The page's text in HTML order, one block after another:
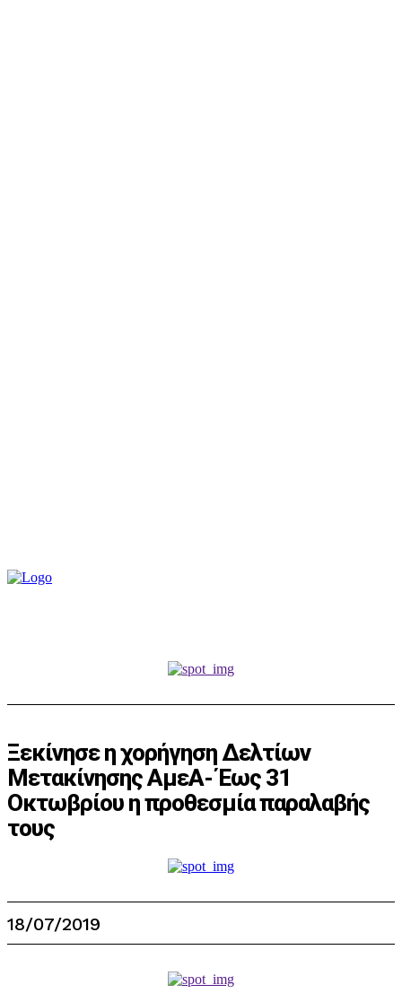
Ξεκίνησε η χορήγηση Δελτίων
Μετακίνησης ΑμεΑ- Έως 31
Οκτωβρίου η προθεσμία παραλαβής
τους
18/07/2019